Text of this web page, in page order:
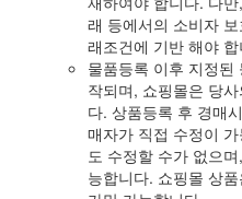
래 등에서의 소비자
래조건에 기반 해야
물품등록 이후 지정된
작되며, 쇼핑몰은 당
다. 상품등록 후 경매
매자가 직접 수정이
도 수정할 수가 없으
능합니다. 쇼핑몰 상